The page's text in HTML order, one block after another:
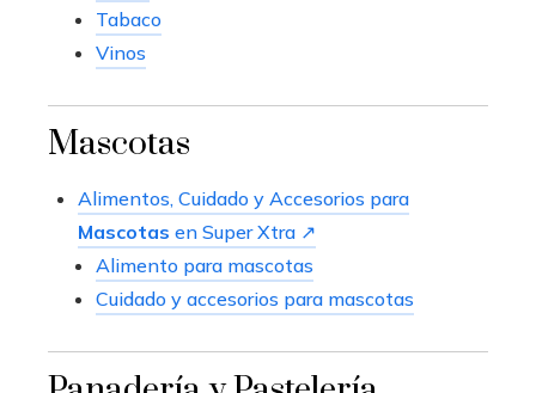
Tabaco
Vinos
Mascotas
Alimentos, Cuidado y Accesorios para
Mascotas en Super Xtra ↗
Alimento para mascotas
Cuidado y accesorios para mascotas